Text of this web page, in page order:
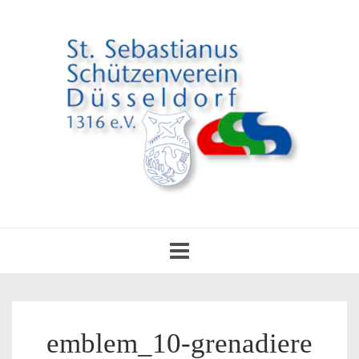
navigation
emblem_10-grenadiere